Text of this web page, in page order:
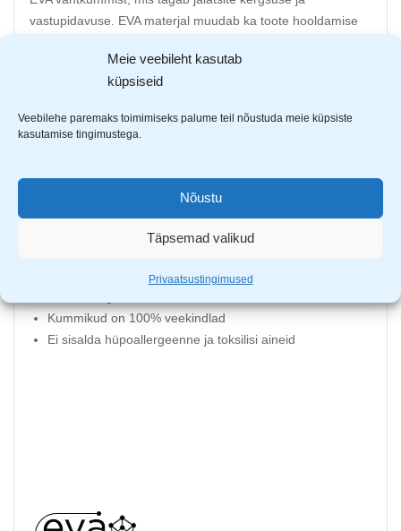
Meie veebileht kasutab
küpsiseid
Veebilehe paremaks toimimiseks palume teil nõustuda meie küpsiste
kasutamise tingimustega.
Nõustu
Täpsemad valikud
Privaatsustingimused
vastupidavuse. EVA materjal muudab ka toote hooldamise
lasteaias, mänguväljakul, liivakastis, tänavatel ja ka lombis
Kõrgekvaliteedilised EVA materjalist termokummikud on
ja kaitse saavutamiseks
Kummikud on 100% veekindlad
Ei sisalda hüpoallergeenne ja toksilisi aineid